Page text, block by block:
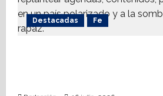
Destacadas Fe